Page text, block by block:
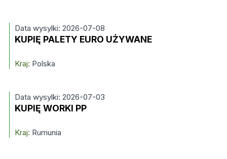
Data wysylki: 2026-07-08
KUPIĘ PALETY EURO UŻYWANE
Kraj: Polska
Data wysylki: 2026-07-03
KUPIĘ WORKI PP
Kraj: Rumunia